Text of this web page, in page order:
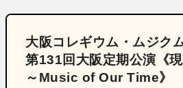
大阪コレギウム・ムジク
第131回大阪定期公演《
～Music of Our Time》